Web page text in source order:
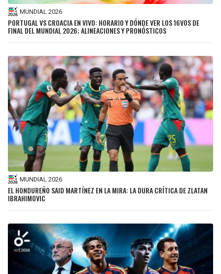
MUNDIAL 2026
PORTUGAL VS CROACIA EN VIVO: HORARIO Y DÓNDE VER LOS 16VOS DE
FINAL DEL MUNDIAL 2026; ALINEACIONES Y PRONÓSTICOS
MUNDIAL 2026
EL HONDUREÑO SAID MARTÍNEZ EN LA MIRA: LA DURA CRÍTICA DE ZLATAN
IBRAHIMOVIC